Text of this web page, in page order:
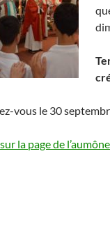
vous le 30
la page de